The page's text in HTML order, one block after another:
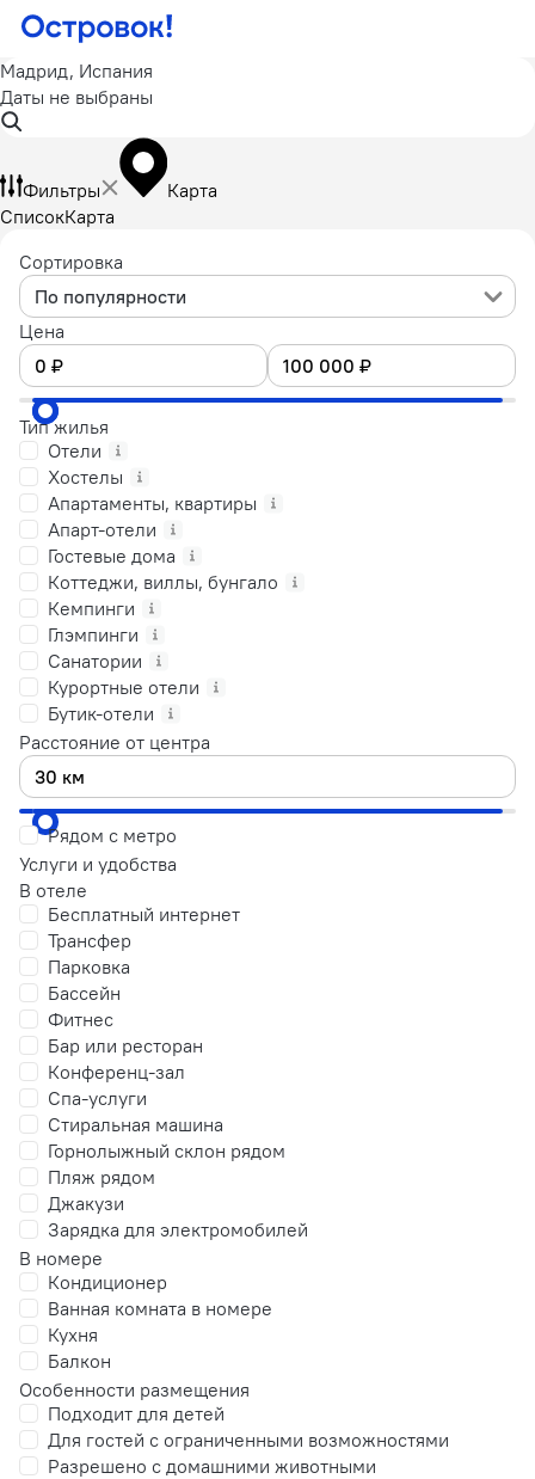
Мадрид, Испания
Даты не выбраны
Фильтры
Карта
СписокКарта
Сортировка
По популярности
Цена
Тип жилья
Отели
Хостелы
Апартаменты, квартиры
Апарт-отели
Гостевые дома
Коттеджи, виллы, бунгало
Кемпинги
Глэмпинги
Санатории
Курортные отели
Бутик-отели
Расстояние от центра
Рядом с метро
Услуги и удобства
В отеле
Бесплатный интернет
Трансфер
Парковка
Бассейн
Фитнес
Бар или ресторан
Конференц-зал
Спа-услуги
Стиральная машина
Горнолыжный склон рядом
Пляж рядом
Джакузи
Зарядка для электромобилей
В номере
Кондиционер
Ванная комната в номере
Кухня
Балкон
Особенности размещения
Подходит для детей
Для гостей с ограниченными возможностями
Разрешено с домашними животными